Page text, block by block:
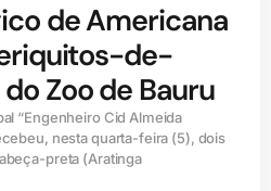
de Americana
de-
Zoo de Bauru
“Engenheiro Cid Almeida
nesta quarta-feira (5), dois
preta (Aratinga